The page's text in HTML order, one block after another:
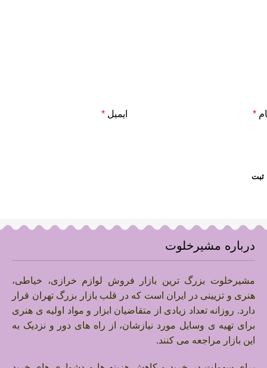
* ایمیل *
درباره مشیرخلوت
مشیرخلوت بزرگ ترین بازار فروش لوازم خرازی، خیاطی،
هنری و تزیینی در ایران است که در قلب بازار بزرگ تهران قرار
دارد. روزانه تعداد زیادی از متقاضیان ابزار و مواد اولیه ی هنری
برای تهیه ی وسایل مورد نیازشان، از راه های دور و نزدیک به
این بازار مراجعه می کنند.